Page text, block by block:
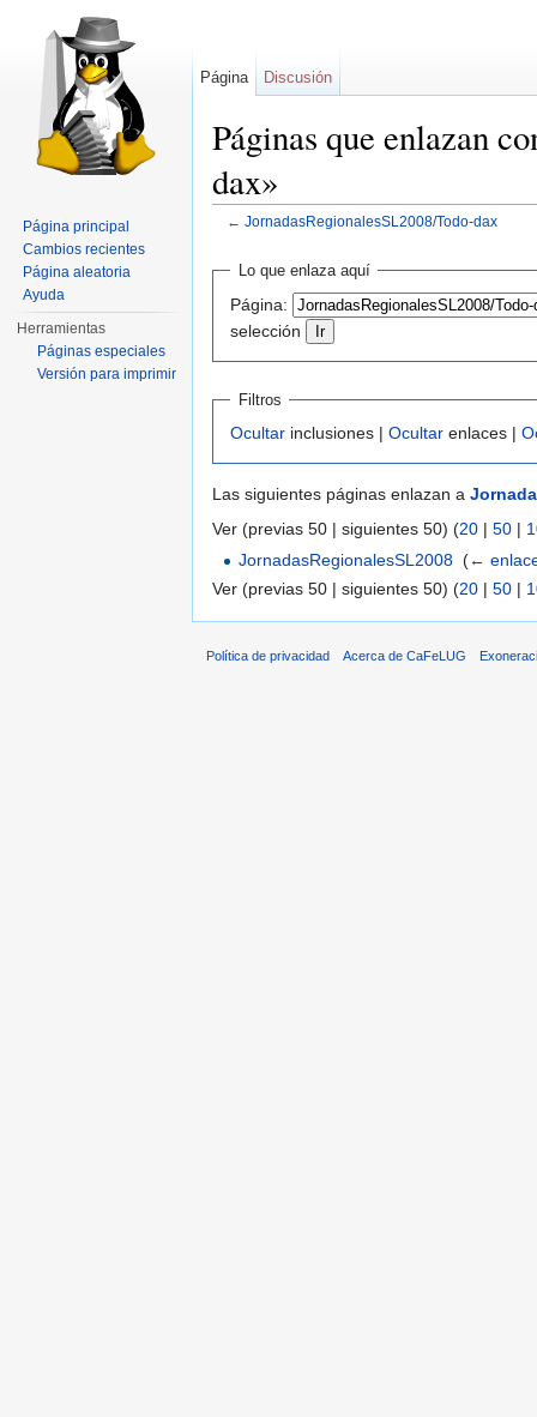
Páginas que enlazan
dax»
← JornadasRegionalesSL2008/Todo-dax
Lo que enlaza aquí
Página:
selección
Filtros
Ocultar inclusiones | Ocultar enlaces |
Las siguientes páginas enlazan a
Ver (previas 50 | siguientes 50) (20 | 50 |
JornadasRegionalesSL2008 (←
Ver (previas 50 | siguientes 50) (20 | 50 |
Página Discusión
Página principal
Cambios recientes
Página aleatoria
Ayuda
Herramientas
Páginas especiales
Versión para imprimir
Política de privacidad Acerca de CaFeLUG